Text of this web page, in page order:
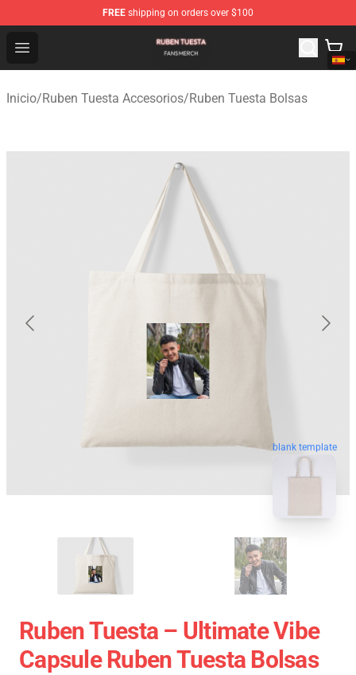
FREE shipping on orders over $100
Open menu
Ruben Tuesta Shop - Official Ruben Tuesta Merchandise
Inicio/Ruben Tuesta Accesorios/Ruben Tuesta Bolsas
blank template
Ruben Tuesta – Ultimate Vibe
Capsule Ruben Tuesta Bolsas